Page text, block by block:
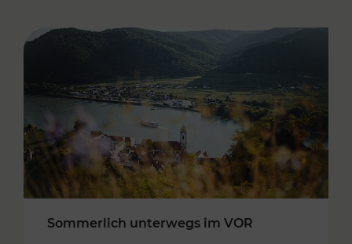
Sommerlich unterwegs im VOR